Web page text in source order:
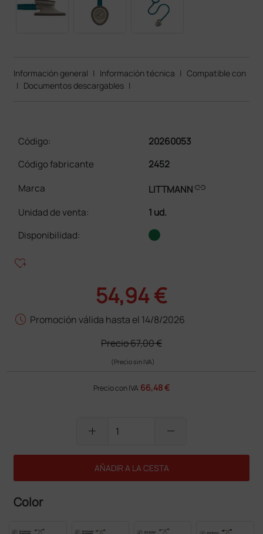
Información general | Información técnica | Compatible con
| Documentos descargables |
Código:
20260053
Código fabricante
2452
Marca
LITTMANNlink
Unidad de venta:
1 ud.
Disponibilidad:
heart_plus
54,94 €
schedule Promoción válida hasta el 14/8/2026
Precio67,00 €
(Precio sin IVA)
Precio con IVA 66,48 €
add remove
AÑADIR A LA CESTA
Color